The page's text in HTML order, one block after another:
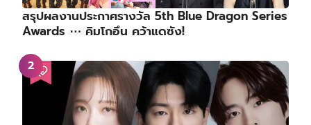
สรุปผลงานประกาศรางวัล 5th Blue Dragon Series
Awards ⋯ คิมโกอึน คว้าแดซัง!